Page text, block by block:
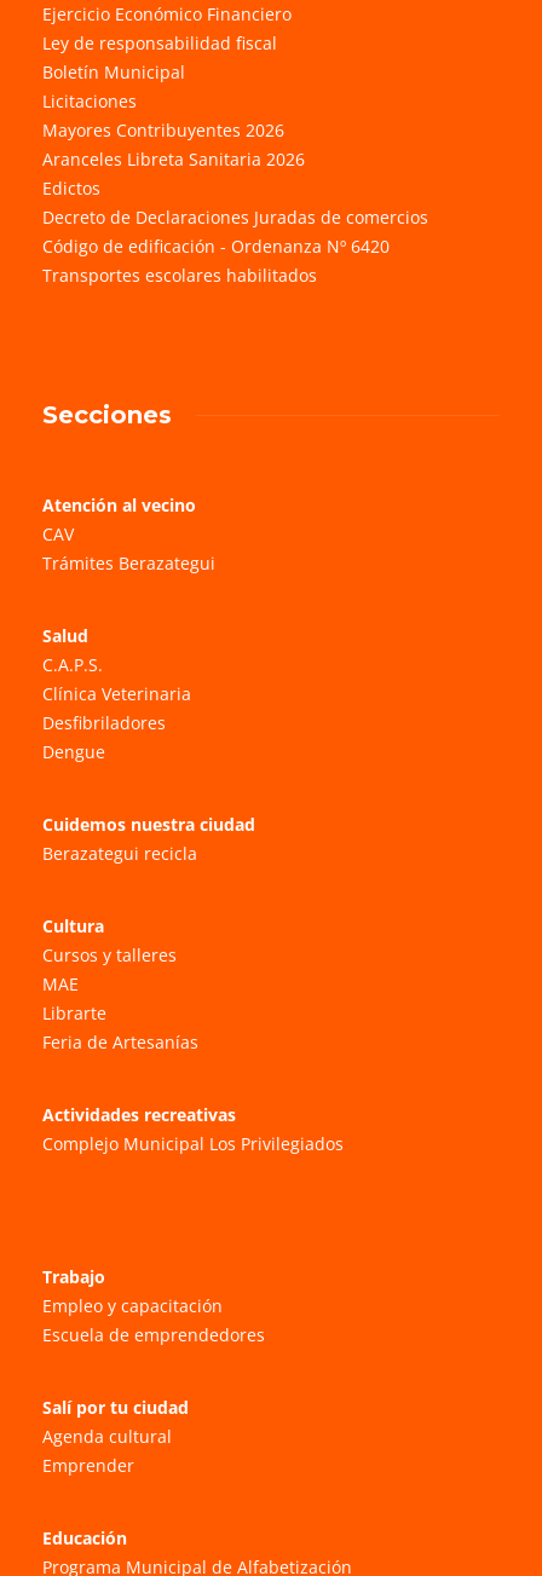
Ejercicio Económico Financiero
Ley de responsabilidad fiscal
Boletín Municipal
Licitaciones
Mayores Contribuyentes 2026
Aranceles Libreta Sanitaria 2026
Edictos
Decreto de Declaraciones Juradas de comercios
Código de edificación - Ordenanza Nº 6420
Transportes escolares habilitados
Secciones
Atención al vecino
CAV
Trámites Berazategui
Salud
C.A.P.S.
Clínica Veterinaria
Desfibriladores
Dengue
Cuidemos nuestra ciudad
Berazategui recicla
Cultura
Cursos y talleres
MAE
Librarte
Feria de Artesanías
Actividades recreativas
Complejo Municipal Los Privilegiados
Trabajo
Empleo y capacitación
Escuela de emprendedores
Salí por tu ciudad
Agenda cultural
Emprender
Educación
Programa Municipal de Alfabetización